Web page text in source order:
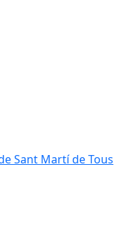
Sant Martí de Tous